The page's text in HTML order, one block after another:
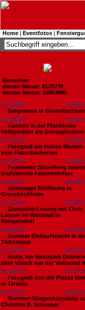
Home | Eventfotos |
Besucher:
diesen Monat: 8125239
letzten Monat: 15503886
Nr. 18801
Bergmesse in
Nr. 18800
Konzert in der Pfarrkirche
Heiligenblut am Grossglockner
Nr. 18799
Fotogruß am frühen Morgen
vom Flatschachersee
Nr. 18798
Feuerwehr Steuerberg feierte
traditionelle Feuerwehrfest
Nr. 18797
Vernissage Eröffnung in
Grosskirchheim
Nr. 18796
Szenische Lesung mit Chris
Lohner im Wirtstadl in
Rangersdorf
Nr. 18795
Sommer Einkaufsnacht in
Tiebelstadt
Nr. 18794
Hurra, am Naturpark
über Villach war der Vollmond
Nr. 18793
Fotogruß von der Piazza
in Tarvisio
Nr. 18792
Sommer-Stiegenhausdeko
Christine B. Schusser